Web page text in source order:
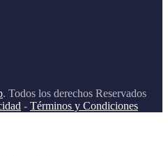
. Todos los derechos Reservados
- Términos y Condiciones